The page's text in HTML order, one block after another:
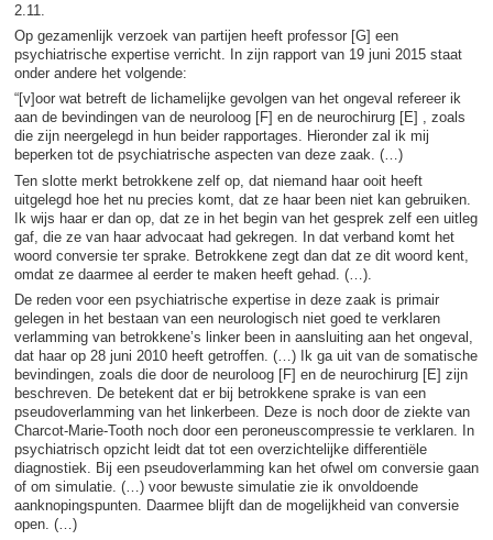
2.11.
Op gezamenlijk verzoek van partijen heeft professor [G] een
psychiatrische expertise verricht. In zijn rapport van 19 juni 2015 staat
onder andere het volgende:
“[v]oor wat betreft de lichamelijke gevolgen van het ongeval refereer ik
aan de bevindingen van de neuroloog [F] en de neurochirurg [E] , zoals
die zijn neergelegd in hun beider rapportages. Hieronder zal ik mij
beperken tot de psychiatrische aspecten van deze zaak. (…)
Ten slotte merkt betrokkene zelf op, dat niemand haar ooit heeft
uitgelegd hoe het nu precies komt, dat ze haar been niet kan gebruiken.
Ik wijs haar er dan op, dat ze in het begin van het gesprek zelf een uitleg
gaf, die ze van haar advocaat had gekregen. In dat verband komt het
woord conversie ter sprake. Betrokkene zegt dan dat ze dit woord kent,
omdat ze daarmee al eerder te maken heeft gehad. (…).
De reden voor een psychiatrische expertise in deze zaak is primair
gelegen in het bestaan van een neurologisch niet goed te verklaren
verlamming van betrokkene’s linker been in aansluiting aan het ongeval,
dat haar op 28 juni 2010 heeft getroffen. (…) Ik ga uit van de somatische
bevindingen, zoals die door de neuroloog [F] en de neurochirurg [E] zijn
beschreven. De betekent dat er bij betrokkene sprake is van een
pseudoverlamming van het linkerbeen. Deze is noch door de ziekte van
Charcot-Marie-Tooth noch door een peroneuscompressie te verklaren. In
psychiatrisch opzicht leidt dat tot een overzichtelijke differentiële
diagnostiek. Bij een pseudoverlamming kan het ofwel om conversie gaan
of om simulatie. (…) voor bewuste simulatie zie ik onvoldoende
aanknopingspunten. Daarmee blijft dan de mogelijkheid van conversie
open. (…)